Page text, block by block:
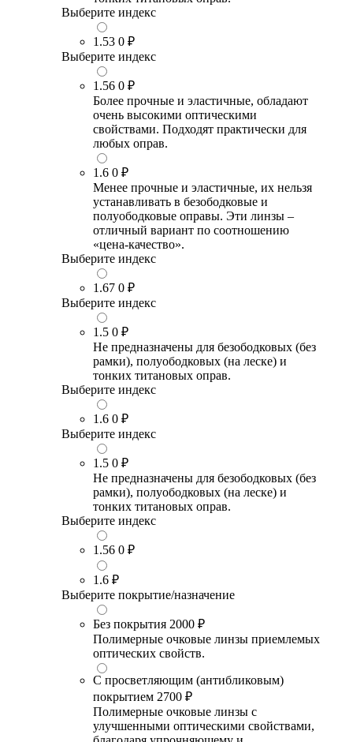
Выберите индекс
1.53 0 ₽
Выберите индекс
1.56 0 ₽
Более прочные и эластичные, обладают
очень высокими оптическими
свойствами. Подходят практически для
любых оправ.
1.6 0 ₽
Менее прочные и эластичные, их нельзя
устанавливать в безободковые и
полуободковые оправы. Эти линзы –
отличный вариант по соотношению
«цена-качество».
Выберите индекс
1.67 0 ₽
Выберите индекс
1.5 0 ₽
Не предназначены для безободковых (без
рамки), полуободковых (на леске) и
тонких титановых оправ.
Выберите индекс
1.6 0 ₽
Выберите индекс
1.5 0 ₽
Не предназначены для безободковых (без
рамки), полуободковых (на леске) и
тонких титановых оправ.
Выберите индекс
1.56 0 ₽
1.6 ₽
Выберите покрытие/назначение
Без покрытия 2000 ₽
Полимерные очковые линзы приемлемых
оптических свойств.
С просветляющим (антибликовым)
покрытием 2700 ₽
Полимерные очковые линзы с
улучшенными оптическими свойствами,